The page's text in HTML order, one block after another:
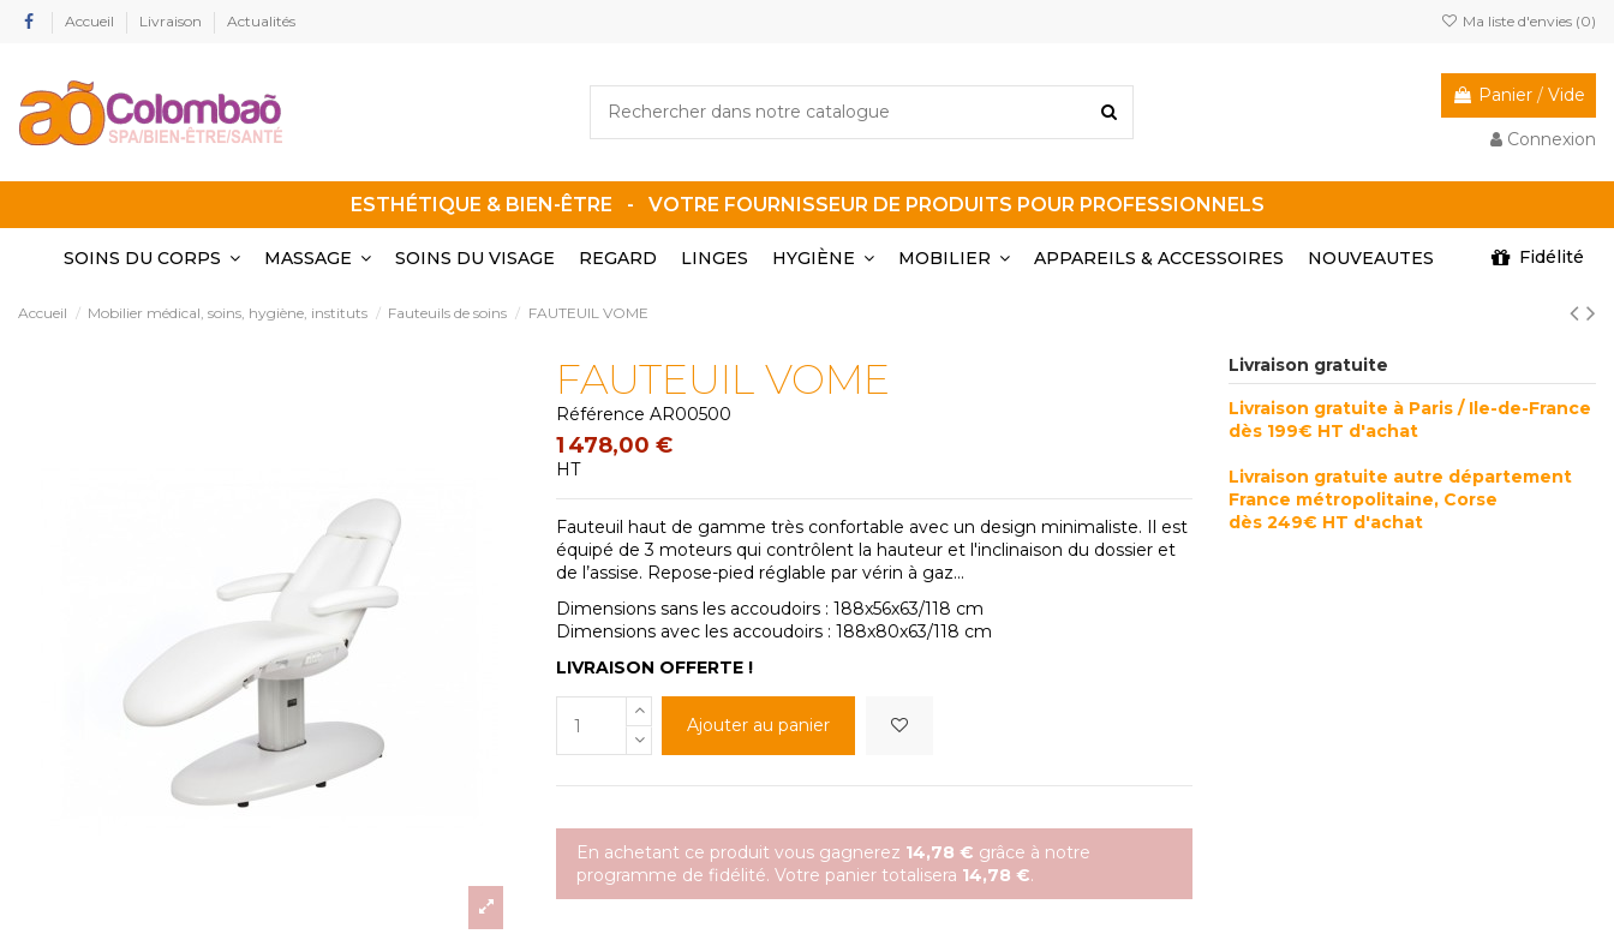
Accueil Livraison Actualités Ma liste d'envies (0)
Panier / Vide
Connexion
ESTHÉTIQUE & BIEN-ÊTRE - VOTRE FOURNISSEUR DE PRODUITS POUR PROFESSIONNELS
SOINS DU CORPS MASSAGE SOINS DU VISAGE REGARD LINGES HYGIÈNE MOBILIER APPAREILS & ACCESSOIRES Fidélité
NOUVEAUTES
Accueil Mobilier médical, soins, hygiène, instituts Fauteuils de soins FAUTEUIL VOME
FAUTEUIL VOME
Référence AR00500
1 478,00 €
HT
Fauteuil haut de gamme très confortable avec un design minimaliste. Il est
équipé de 3 moteurs qui contrôlent la hauteur et l'inclinaison du dossier et
de l’assise. Repose-pied réglable par vérin à gaz...
Dimensions sans les accoudoirs : 188x56x63/118 cm
Dimensions avec les accoudoirs : 188x80x63/118 cm
LIVRAISON OFFERTE !
Ajouter au panier
En achetant ce produit vous gagnerez 14,78 € grâce à notre
programme de fidélité. Votre panier totalisera 14,78 €.
Livraison gratuite
Livraison gratuite à Paris / Ile-de-France
dès 199€ HT d'achat
Livraison gratuite autre département
France métropolitaine, Corse
dès 249€ HT d'achat